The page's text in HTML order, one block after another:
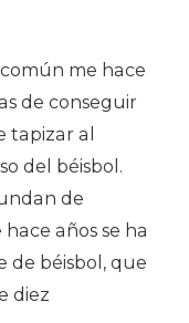
me hace
de conseguir
tapizar al
del béisbol.
de
años se ha
de béisbol, que
diez